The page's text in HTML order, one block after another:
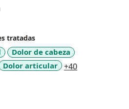
tratadas
Dolor de cabeza
Dolor articular +40